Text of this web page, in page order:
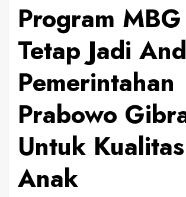
Program MBG
Tetap Jadi
Pemerintahan
Prabowo
Untuk
Anak